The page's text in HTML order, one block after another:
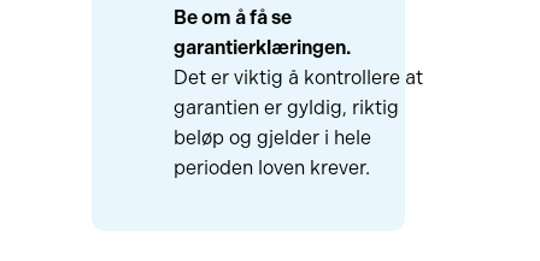
Be om å få se
garantierklæringen.
Det er viktig å kontrollere at
garantien er gyldig, riktig
beløp og gjelder i hele
perioden loven krever.